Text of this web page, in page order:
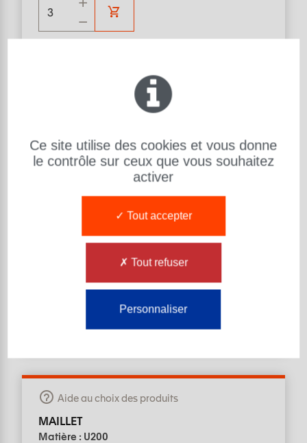
Aide au choix des produits
Matière : U315
Dureté (Sh) : 99 ShA 73 ShD
Code article Exsto :
MA30AACAUE001
MAILLET REF QN1 U315 99 ShA 75 ShD BEIGE-30 100 300
Aide au choix des produits
MAILLET
Matière : U200
Ce site utilise des cookies et vous donne
le contrôle sur ceux que vous souhaitez
activer
Tout accepter
Tout refuser
Personnaliser